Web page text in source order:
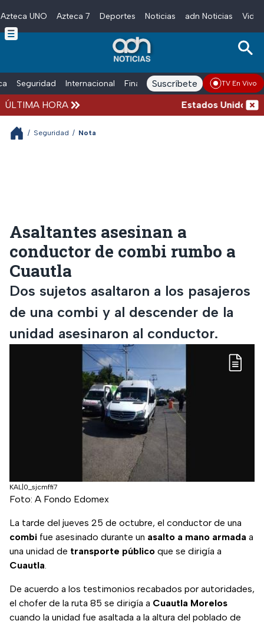
Skip to main content
Azteca UNO Azteca 7 Deportes Noticias adn Noticias
Seguridad Internacional Finanzas adn Noticias Radio
Suscríbete TV En Vivo
ÚLTIMA HORA Estados Unidos
/ Seguridad / Nota
Asaltantes asesinan a
conductor de combi rumbo a
Cuautla
Dos sujetos asaltaron a los pasajeros
de una combi y al descender de la
unidad asesinaron al conductor.
KAL|0_sjcmffi7
Foto: A Fondo Edomex
La tarde del jueves 25 de octubre, el conductor de una
combi fue asesinado durante un asalto a mano armada a
una unidad de transporte público que se dirigía a
Cuautla.
De acuerdo a los testimonios recabados por autoridades,
el chofer de la ruta 85 se dirigía a Cuautla Morelos
cuando la unidad fue asaltada a la altura del poblado de